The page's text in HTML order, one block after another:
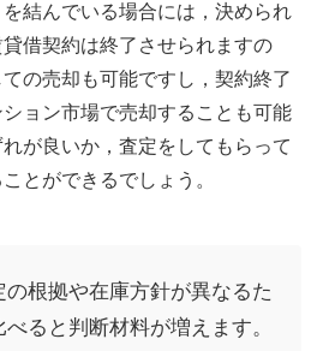
を結んでいる場合には，決められ
借契約は終了させられますの
の売却も可能ですし，契約終了
ョン市場で売却することも可能
が良いか，査定をしてもらって
とができるでしょう。
根拠や在庫方針が異なるた
ると判断材料が増えます。